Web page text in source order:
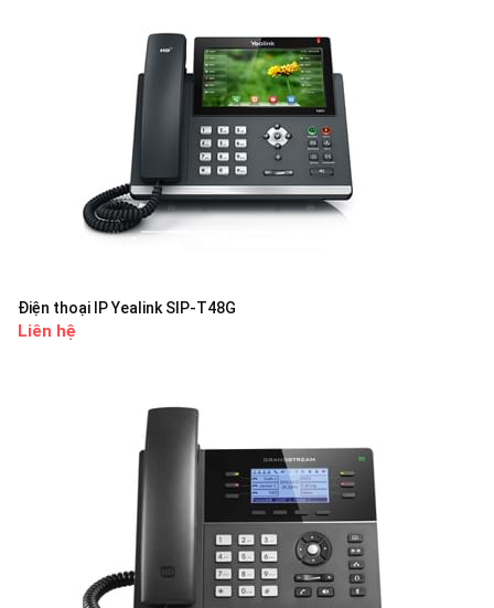
Điện thoại IP Yealink SIP-T48G
Liên hệ